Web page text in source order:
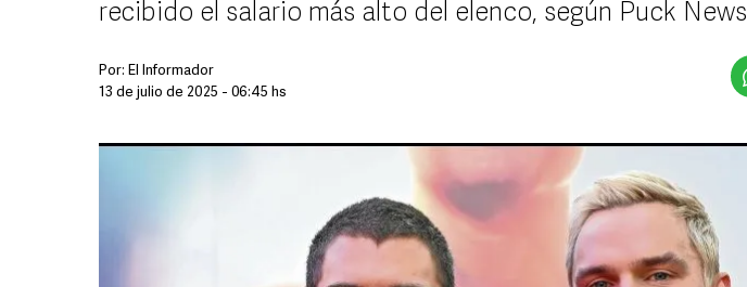
recibido el salario más alto del elenco, según Puck News
Por: El Informador
13 de julio de 2025 - 06:45 hs